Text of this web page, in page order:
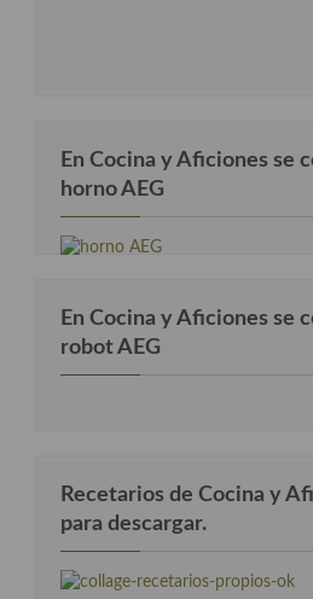
En Cocina y Aficiones se
horno AEG
En Cocina y Aficiones se
robot AEG
Recetarios de Cocina y
para descargar.